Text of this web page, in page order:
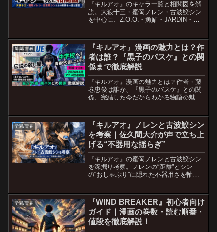
『キルアオ』のキャラ一覧と相関図を解
説。大狼十三・蜜岡ノレン・古波鮫シン
を中心に、Z.O.O.・魚缸・JARDIN・六
学園/青春
『キルアオ』漫画の魅力とは？作
者は誰？『黒子のバスケ』との関
係まで徹底解説
『キルアオ』漫画の魅力とは？作者・藤
巻忠俊は誰か、『黒子のバスケ』との関
係、完結した今だからわかる物語の魅力
学園/青春
『キルアオ』ノレンと古波鮫シン
を考察｜佐久間大介が声で立ち上
げる“不器用な揺らぎ”
『キルアオ』の蜜岡ノレンと古波鮫シン
を深掘り考察。ノレンの“距離”とシン
の“おしゃぶり”に隠れた不器用さを軸
学園/青春
『WIND BREAKER』初心者向け
ガイド｜漫画の巻数・読む順番・
値段を徹底解説！